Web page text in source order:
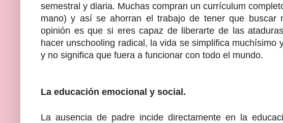
semestral y diaria. Muchas compran un currículum
mano) y así se ahorran el trabajo de tener que buscar
opinión es que si eres capaz de liberarte de las
hacer unschooling radical, la vida se simplifica muchísimo
y no significa que fuera a funcionar con todo el mundo.
La educación emocional y social.
La ausencia de padre incide directamente en la